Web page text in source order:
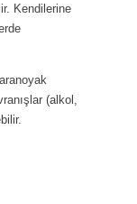
Kendilerine
(alkol,